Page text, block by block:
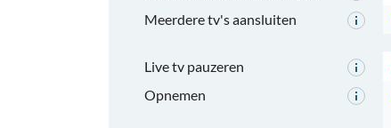
Meerdere tv's aansluiten
Live tv pauzeren
Opnemen